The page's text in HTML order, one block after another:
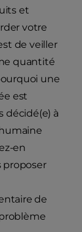
et
votre
de veiller
quantité
une
est
décidé(e) à
en
proposer
de